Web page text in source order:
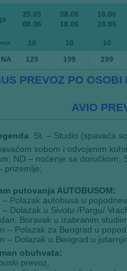
PREVOZ PO
AVIO
: St. – Studio (spavaća
sobom i odvojenim
ND – noćenje sa doručkom;
prizemlje;
putovanja AUTOBUSOM:
– Polazak autobusa u
– Dolazak u Sivotu /Pargu/
Boravak u izabranim
– Polazak za Beograd u
– Dolazak u Beograd u
obuhvata:
prevoz,